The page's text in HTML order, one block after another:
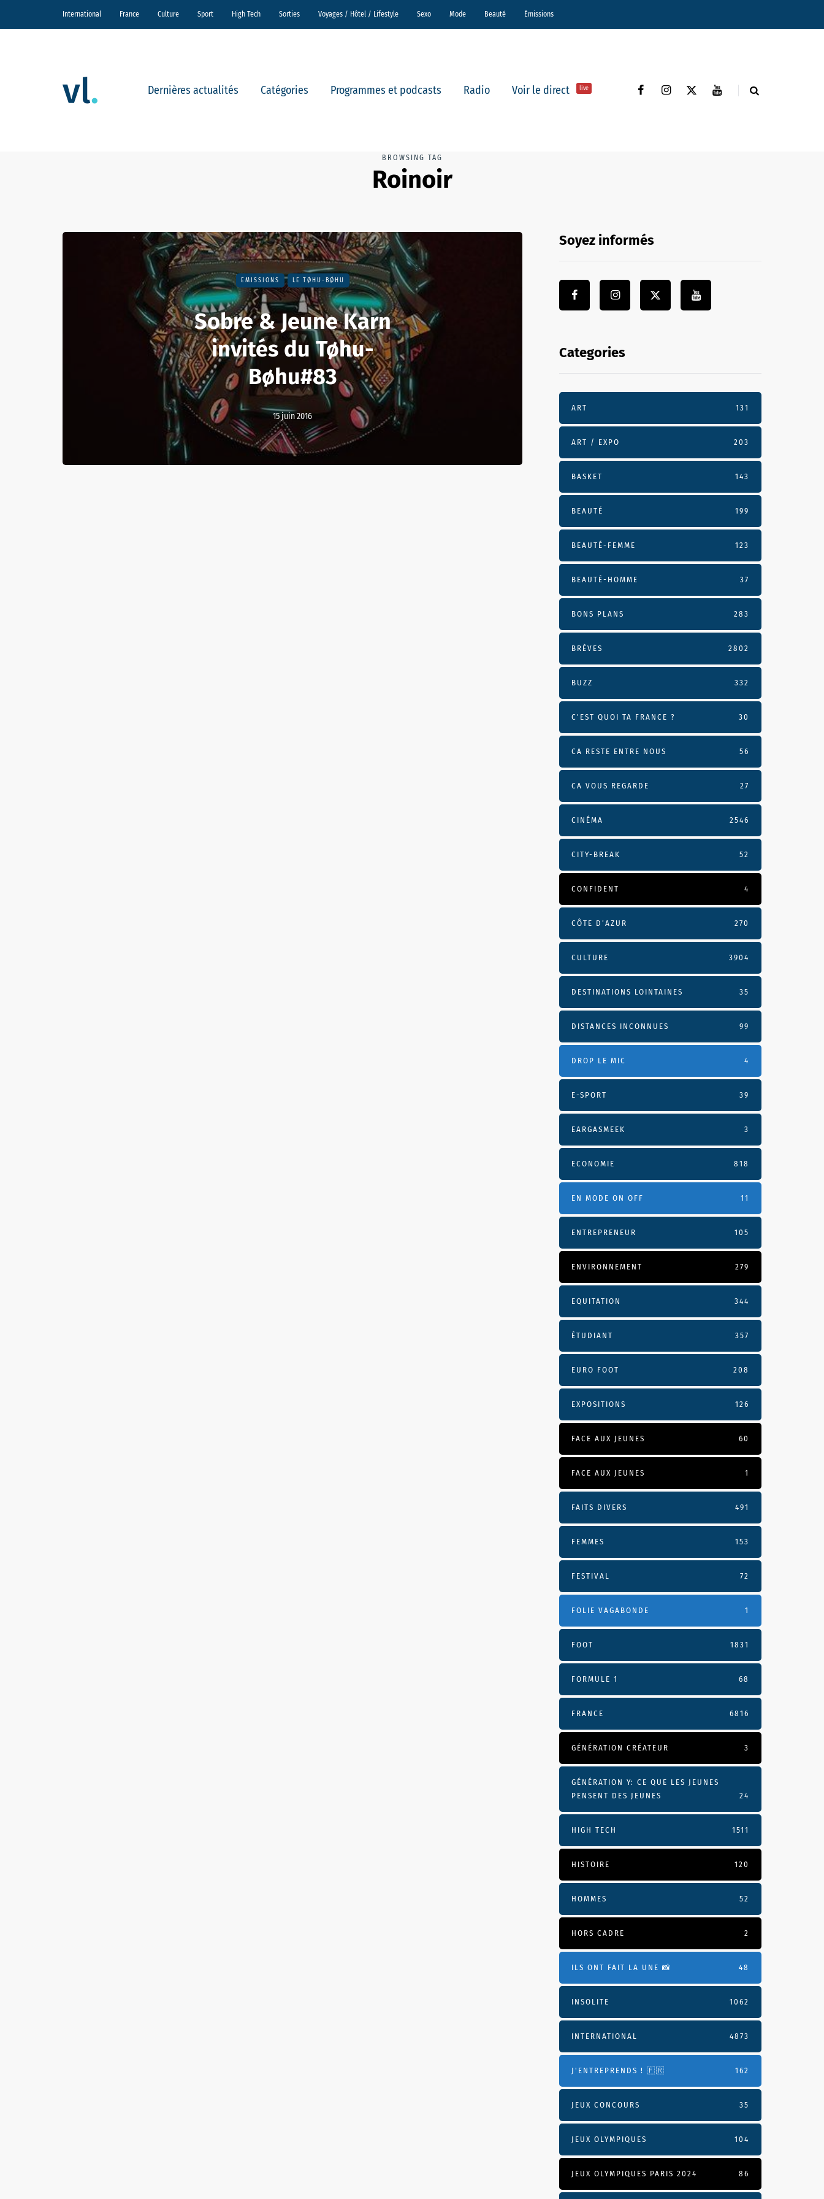
International France Culture Sport High Tech Sorties Voyages / Hôtel / Lifestyle Sexo Mode Beauté Émissions
Dernières actualités Catégories Programmes et podcasts Radio Voir le direct live
BROWSING TAG
Roinoir
EMISSIONS LE TØHU-BØHU
Sobre & Jeune Karn
invités du Tøhu-
Bøhu#83
15 juin 2016
Soyez informés
Categories
ART 131
ART / EXPO 203
BASKET 143
BEAUTÉ 199
BEAUTÉ-FEMME 123
BEAUTÉ-HOMME 37
BONS PLANS 283
BRÈVES 2802
BUZZ 332
C'EST QUOI TA FRANCE ? 30
CA RESTE ENTRE NOUS 56
CA VOUS REGARDE 27
CINÉMA 2546
CITY-BREAK 52
CONFIDENT 4
CÔTE D’AZUR 270
CULTURE 3904
DESTINATIONS LOINTAINES 35
DISTANCES INCONNUES 99
DROP LE MIC 4
E-SPORT 39
EARGASMEEK 3
ECONOMIE 818
EN MODE ON OFF 11
ENTREPRENEUR 105
ENVIRONNEMENT 279
EQUITATION 344
ÉTUDIANT 357
EURO FOOT 208
EXPOSITIONS 126
FACE AUX JEUNES 60
FACE AUX JEUNES 1
FAITS DIVERS 491
FEMMES 153
FESTIVAL 72
FOLIE VAGABONDE 1
FOOT 1831
FORMULE 1 68
FRANCE 6816
GÉNÉRATION CRÉATEUR 3
GÉNÉRATION Y: CE QUE LES JEUNES
PENSENT DES JEUNES
24
HIGH TECH 1511
HISTOIRE 120
HOMMES 52
HORS CADRE 2
ILS ONT FAIT LA UNE 📸 48
INSOLITE 1062
INTERNATIONAL 4873
J'ENTREPRENDS ! 🇫🇷 162
JEUX CONCOURS 35
JEUX OLYMPIQUES 104
JEUX OLYMPIQUES PARIS 2024 86